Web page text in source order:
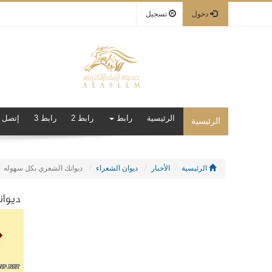
دخول تسجيل
الرئيسية الرئيسية رابط رابط 2 رابط 3 إتصل
الرئيسية الأخبار ديوان الشعراء ديوانك الشعري بكل سهوله